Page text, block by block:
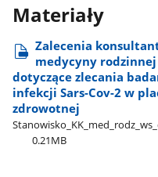
Materiały
Zalecenia
medycyny
dotyczące zlecania
infekcji Sars-Cov-2 w
zdrowotnej
0.21MB